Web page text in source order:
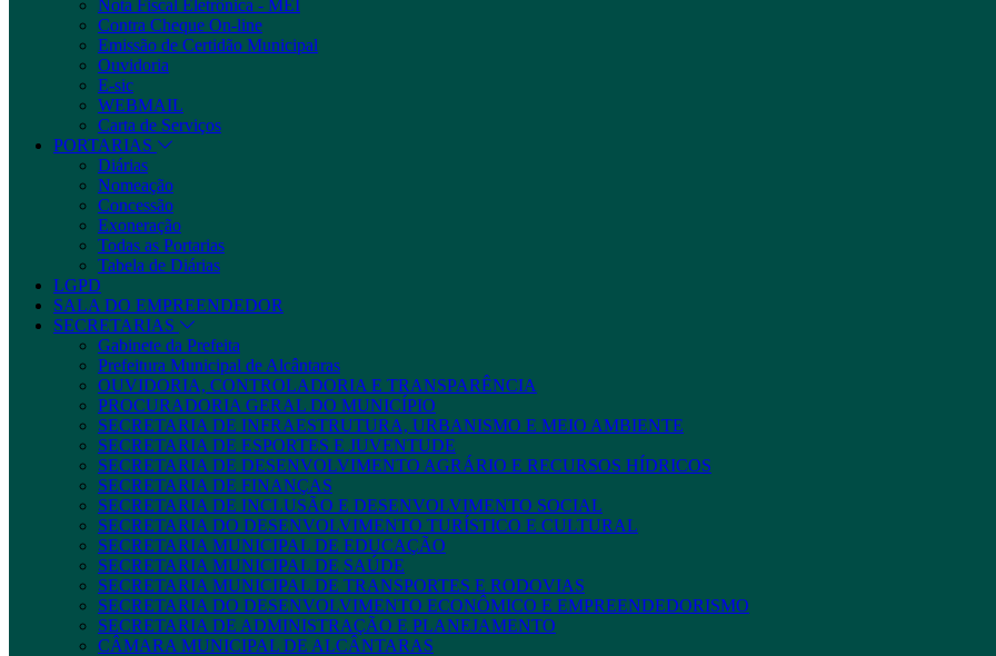
Nota Fiscal Eletrônica - MEI
Contra Cheque On-line
Emissão de Certidão Municipal
Ouvidoria
E-sic
WEBMAIL
Carta de Serviços
PORTARIAS
Diárias
Nomeação
Concessão
Exoneração
Todas as Portarias
Tabela de Diárias
LGPD
SALA DO EMPREENDEDOR
SECRETARIAS
Gabinete da Prefeita
Prefeitura Municipal de Alcântaras
OUVIDORIA, CONTROLADORIA E TRANSPARÊNCIA
PROCURADORIA GERAL DO MUNICÍPIO
SECRETARIA DE INFRAESTRUTURA, URBANISMO E MEIO AMBIENTE
SECRETARIA DE ESPORTES E JUVENTUDE
SECRETARIA DE DESENVOLVIMENTO AGRÁRIO E RECURSOS HÍDRICOS
SECRETARIA DE FINANÇAS
SECRETARIA DE INCLUSÃO E DESENVOLVIMENTO SOCIAL
SECRETARIA DO DESENVOLVIMENTO TURÍSTICO E CULTURAL
SECRETARIA MUNICIPAL DE EDUCAÇÃO
SECRETARIA MUNICIPAL DE SAÚDE
SECRETARIA MUNICIPAL DE TRANSPORTES E RODOVIAS
SECRETARIA DO DESENVOLVIMENTO ECONÔMICO E EMPREENDEDORISMO
SECRETARIA DE ADMINISTRAÇÃO E PLANEJAMENTO
CÂMARA MUNICIPAL DE ALCÂNTARAS